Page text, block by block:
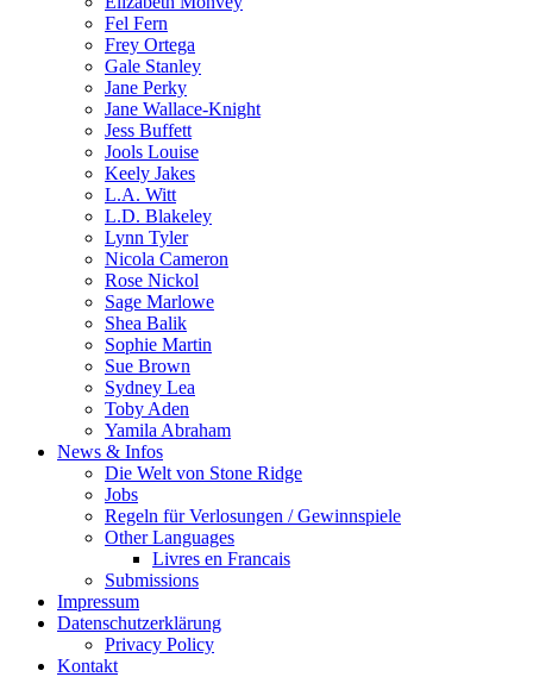
Fel Fern
Frey Ortega
Gale Stanley
Jane Perky
Jane Wallace-Knight
Jess Buffett
Jools Louise
Keely Jakes
L.A. Witt
L.D. Blakeley
Lynn Tyler
Nicola Cameron
Rose Nickol
Sage Marlowe
Shea Balik
Sophie Martin
Sue Brown
Sydney Lea
Toby Aden
Yamila Abraham
News & Infos
Die Welt von Stone Ridge
Jobs
Regeln für Verlosungen / Gewinnspiele
Other Languages
Livres en Francais
Submissions
Impressum
Datenschutzerklärung
Privacy Policy
Kontakt